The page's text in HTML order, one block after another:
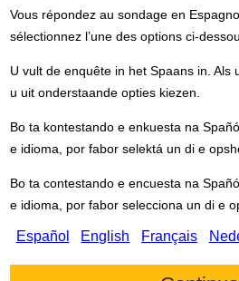
Vous répondez au sondage en
sélectionnez l’une des options ci-
U vult de enquête in het Spaans in. Als
u uit onderstaande opties kiezen.
Bo ta kontestando e enkuesta na
e idioma, por fabor selektá un di e
Bo ta contestando e encuesta na
e idioma, por fabor selecciona un di e
Español English Français